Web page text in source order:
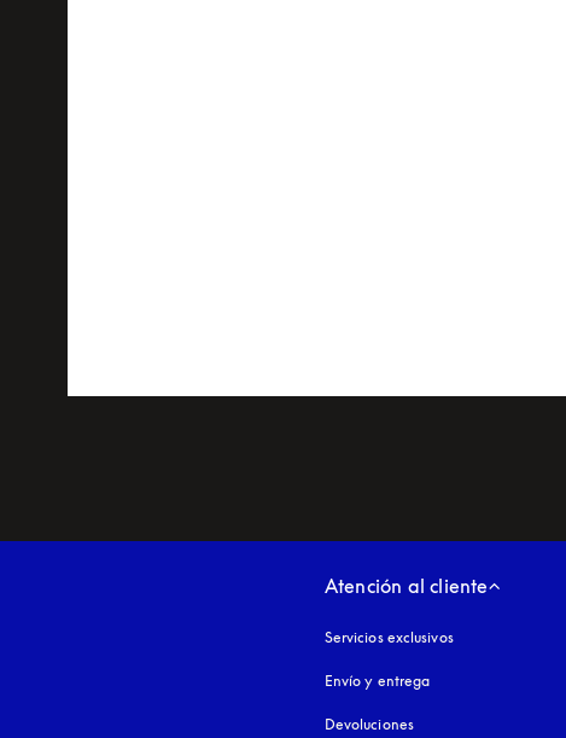
Atención al cliente
Servicios exclusivos
Envío y entrega
Devoluciones